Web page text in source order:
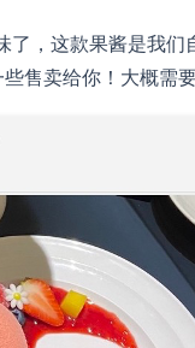
了，这款果酱是我
售卖给你！大概需